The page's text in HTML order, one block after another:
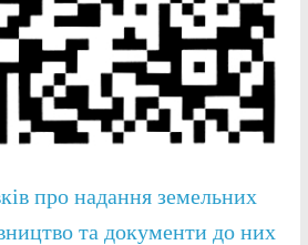
про надання земельних
та документи до них